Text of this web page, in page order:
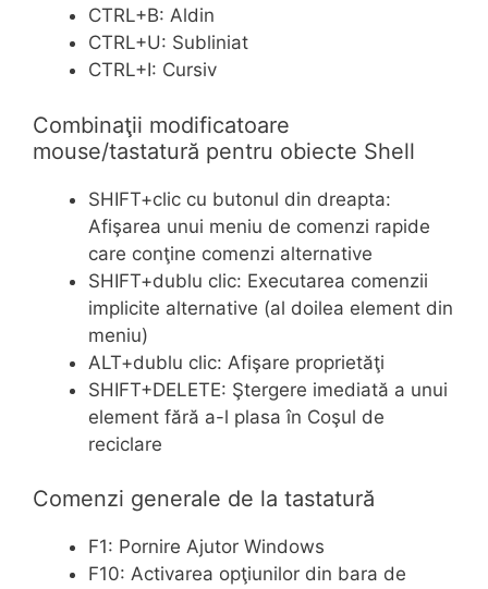
CTRL+B: Aldin
CTRL+U: Subliniat
CTRL+I: Cursiv
Combinaţii modificatoare
mouse/tastatură pentru obiecte Shell
SHIFT+clic cu butonul din dreapta:
Afişarea unui meniu de comenzi rapide
care conţine comenzi alternative
SHIFT+dublu clic: Executarea comenzii
implicite alternative (al doilea element din
meniu)
ALT+dublu clic: Afişare proprietăţi
SHIFT+DELETE: Ştergere imediată a unui
element fără a-l plasa în Coşul de
reciclare
Comenzi generale de la tastatură
F1: Pornire Ajutor Windows
F10: Activarea opţiunilor din bara de